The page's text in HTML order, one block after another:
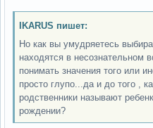
IKARUS пишет:
Но как вы умудряетесь
находятся в несознательном
понимать значения того или
просто глупо...да и до того ,
родственники называют
рождении?